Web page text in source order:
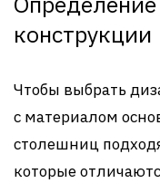
конструкции
Чтобы выбрать
с материалом
столешниц
которые